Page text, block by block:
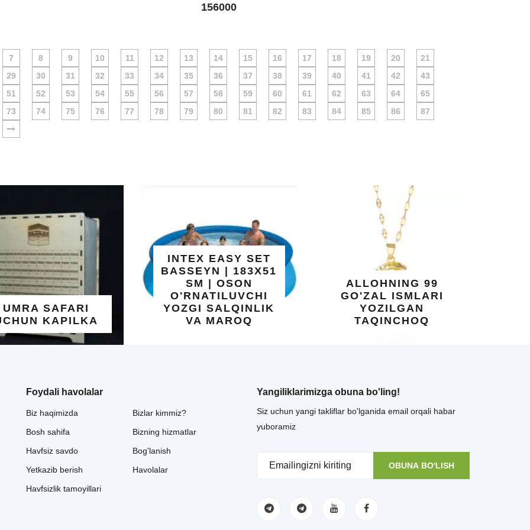
156000
7 8 9 10 11 12 13 14 15 16 17 18 19 20
21
29 30 31 32 33 34 35 36 37 38 39 40 41 42
43
51 52 53 54 55 56 57 58 59 60 61 62 63 64
65
73 74 75 76 77 78 79 80 81 82 83 84 85 86
87
INTEX EASY SET
BASSEYN | 183X51
SM | OSON
O'RNATILUVCHI
YOZGI SALQINLIK
VA MAROQ
ALLOHNING 99
GO'ZAL ISMLARI
YOZILGAN
TAQINCHOQ
ARAB DIYORIDA
O'SUVCHI KUNDUR
DARAXTINING
SHIFOBAXSH
YELIMI: AQL,
XOTIRA VA UMUMIY
SALOMATLIK UCHUN
BEBAHO NE'MAT
Foydali havolalar
Biz haqimizda
Bosh sahifa
Havfsiz savdo
Yetkazib berish
Havfsizlik tamoyillari
Bizlar kimmiz?
Bizning hizmatlar
Bog'lanish
Havolalar
Yangiliklarimizga obuna bo'ling!
Siz uchun yangi takliflar bo'lganida email orqali habar
yuboramiz
OBUNA BO'LISH